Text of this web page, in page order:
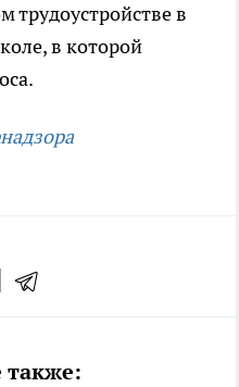
трудоустройстве в
в которой
также: